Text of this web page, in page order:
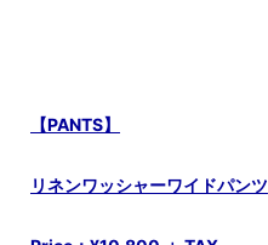
【PANTS】
リネンワッシャーワイドパンツ